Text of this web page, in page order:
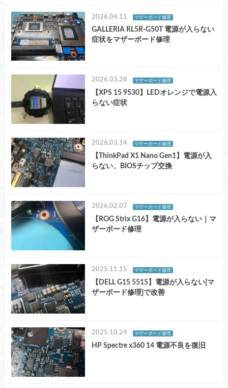
2026.04.11 マザーボード修理
GALLERIA RL5R-G50T 電源が入らない
症状をマザーボード修理
2026.03.28 マザーボード修理
【XPS 15 9530】LEDオレンジで電源入
らない症状
2026.03.14 マザーボード修理
【ThinkPad X1 Nano Gen1】電源が入
らない、BIOSチップ交換
2026.02.07 マザーボード修理
【ROG Strix G16】電源が入らない｜マ
ザーボード修理
2025.11.15 マザーボード修理
【DELL G15 5515】電源が入らない[マ
ザーボード修理]で改善
2025.10.24 マザーボード修理
HP Spectre x360 14 電源不良を復旧